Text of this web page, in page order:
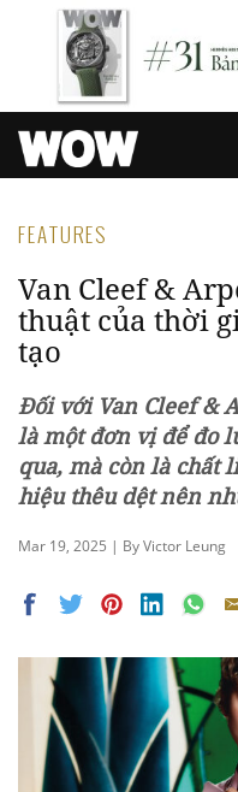
FEATURES
Van Cleef &
thuật của thời
tạo
Đối với Van Cleef &
là một đơn vị để đo
qua, mà còn là chất
hiệu thêu dệt nên
Mar 19, 2025 | By Victor Leung